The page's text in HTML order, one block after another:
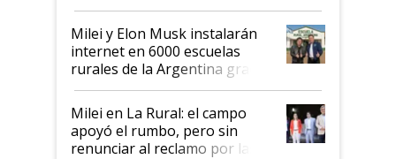
Milei y Elon Musk instalarán
internet en 6000 escuelas
rurales de la Argentina gracias
a un acuerdo con Starlink
Milei en La Rural: el campo
apoyó el rumbo, pero sin
renunciar al reclamo por las